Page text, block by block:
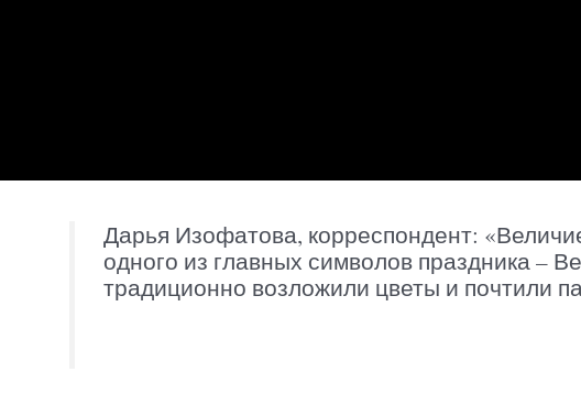
Дарья Изофатова, корреспондент:
одного из главных символов праздника –
традиционно возложили цветы и почтили